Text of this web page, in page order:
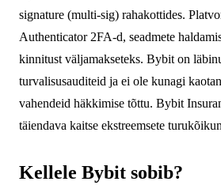
signature (multi-sig) rahakottides.
Authenticator 2FA-d, seadmete
kinnitust väljamakseteks. Bybit on
turvalisusauditeid ja ei ole kunagi
vahendeid häkkimise tõttu. Bybit
täiendava kaitse ekstreemsete
Kellele Bybit sobib?